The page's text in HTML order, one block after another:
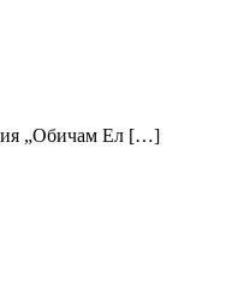
„Обичам Ел […]